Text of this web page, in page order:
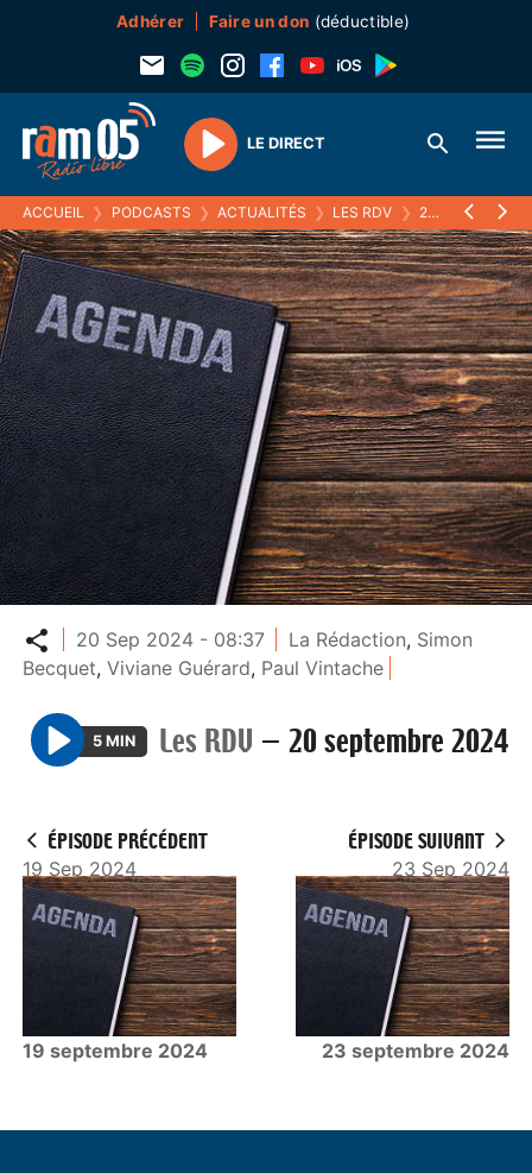
Adhérer Faire un don (déductible)
Play
LE DIRECT
ACCUEIL ❯ PODCASTS ❯ ACTUALITÉS ❯ LES RDV ❯ 20 SEPTEMBRE 2024
Partager
20 Sep 2024 - 08:37 La Rédaction, Simon
Becquet,Viviane Guérard, Paul Vintache
P
y
5 MIN Les RDV — 20 septembre 2024
ÉPISODE PRÉCÉDENT
19 Sep 2024
19 septembre 2024
ÉPISODE SUIVANT
23 Sep 2024
23 septembre 2024